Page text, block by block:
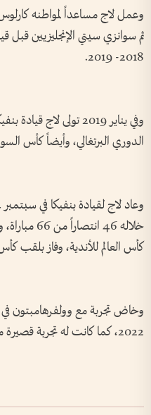
وعمل لاج مساعداً لمواطنه
ثم سوانزي سيتي الإنجليزيين قبل
2018- 2019.
الدوري البرتغالي، وأيضاً كأس
خلاله 46
كأس العالم للأندية، وفاز بلقب
2022، كما كانت له تجربة قصيرة مع بوتافوجو البرازيلي.